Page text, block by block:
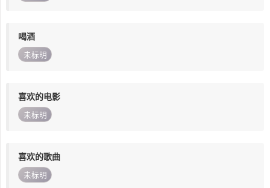
喝酒
未标明
喜欢的电影
未标明
喜欢的歌曲
未标明